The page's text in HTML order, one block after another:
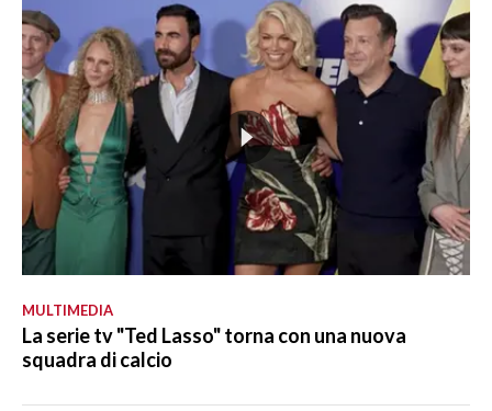
MULTIMEDIA
La serie tv "Ted Lasso" torna con una nuova
squadra di calcio